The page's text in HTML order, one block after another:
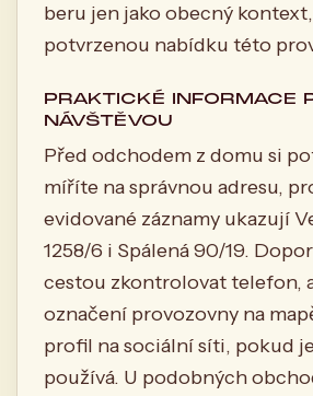
beru jen jako obecný
potvrzenou nabídku této
PRAKTICKÉ INFORMACE
NÁVŠTĚVOU
Před odchodem z domu si
míříte na správnou adresu,
evidované záznamy ukazují
1258/6 i Spálená 90/19.
cestou zkontrolovat telefon,
označení provozovny na
profil na sociální síti, pokud
používá. U podobných